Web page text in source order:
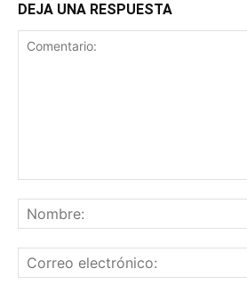
DEJA UNA RESPUESTA